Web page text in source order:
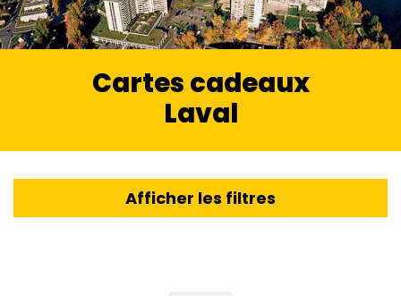
Cartes cadeaux
Laval
Afficher les filtres